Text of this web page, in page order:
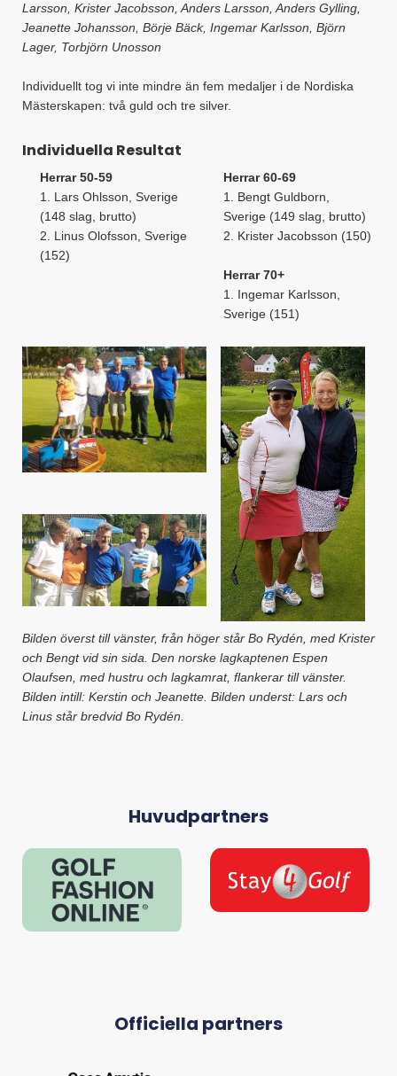
Larsson, Krister Jacobsson, Anders Larsson, Anders Gylling,
Jeanette Johansson, Börje Bäck, Ingemar Karlsson, Björn
Lager, Torbjörn Unosson
Individuellt tog vi inte mindre än fem medaljer i de Nordiska
Mästerskapen: två guld och tre silver.
Individuella Resultat
Herrar 50-59
1. Lars Ohlsson, Sverige
(148 slag, brutto)
2. Linus Olofsson, Sverige
(152)
Herrar 60-69
1. Bengt Guldborn,
Sverige (149 slag, brutto)
2. Krister Jacobsson (150)
Herrar 70+
1. Ingemar Karlsson,
Sverige (151)
Bilden överst till vänster, från höger står Bo Rydén, med Krister
och Bengt vid sin sida. Den norske lagkaptenen Espen
Olaufsen, med hustru och lagkamrat, flankerar till vänster.
Bilden intill: Kerstin och Jeanette. Bilden underst: Lars och
Linus står bredvid Bo Rydén.
Huvudpartners
Officiella partners